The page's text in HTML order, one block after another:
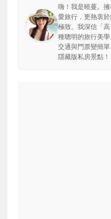
嗨！我是曉蔓。
愛旅行，更熱衷
極致。我深信「
種聰明的旅行美
交通與門票變簡
隱藏版私房景點！